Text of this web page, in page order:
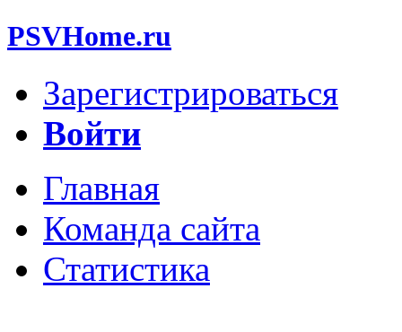
PSVHome.ru
Зарегистрироваться
Войти
Главная
Команда сайта
Статистика